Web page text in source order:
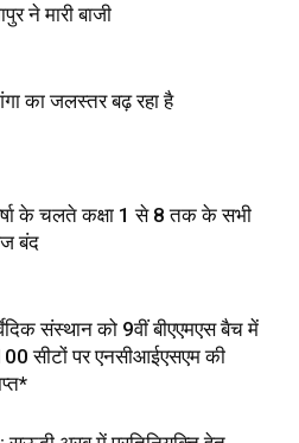
ने मारी बाजी
का जलस्तर बढ़ रहा है
के चलते कक्षा 1 से 8 तक के सभी
बंद
संस्थान को 9वीं बीएएमएस बैच में
सीटों पर एनसीआईएसएम की